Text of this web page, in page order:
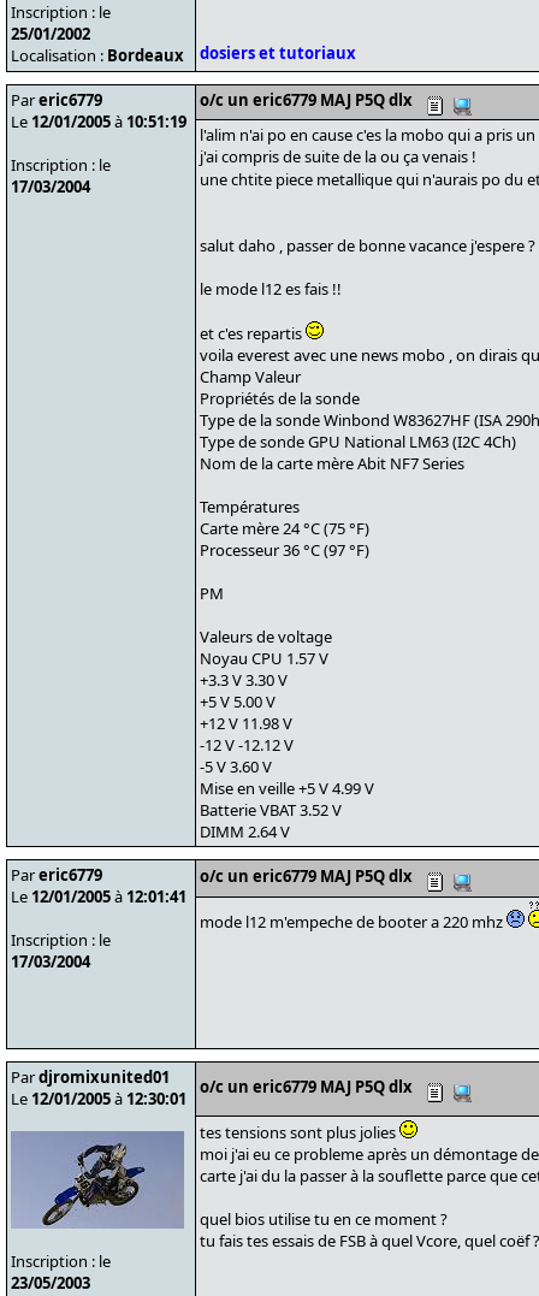
Inscription : le
25/01/2002
Localisation : Bordeaux dosiers et tutoriaux
Pareric6779
Le 12/01/2005à 10:51:19
Inscription : le
17/03/2004
o/c un eric6779 MAJ P5Q dlx
l'alim n'ai po en cause c'es la mobo qui a pris
j'ai compris de suite de la ou ça venais !
une chtite piece metallique qui n'aurais po du
salut daho , passer de bonne vacance j'espere
le mode l12 es fais !!
et c'es repartis
voila everest avec une news mobo , on dirais
Champ Valeur
Propriétés de la sonde
Type de la sonde Winbond W83627HF (ISA
Type de sonde GPU National LM63 (I2C 4Ch)
Nom de la carte mère Abit NF7 Series
Températures
Carte mère 24 °C (75 °F)
Processeur 36 °C (97 °F)
PM
Valeurs de voltage
Noyau CPU 1.57 V
+3.3 V 3.30 V
+5 V 5.00 V
+12 V 11.98 V
-12 V -12.12 V
-5 V 3.60 V
Mise en veille +5 V 4.99 V
Batterie VBAT 3.52 V
DIMM 2.64 V
Pareric6779
Le 12/01/2005à 12:01:41
Inscription : le
17/03/2004
o/c un eric6779 MAJ P5Q dlx
mode l12 m'empeche de booter a 220 mhz
Pardjromixunited01
Le 12/01/2005à 12:30:01
Inscription : le
23/05/2003
o/c un eric6779 MAJ P5Q dlx
tes tensions sont plus jolies
moi j'ai eu ce probleme après un démontage
carte j'ai du la passer à la souflette parce que
quel bios utilise tu en ce moment ?
tu fais tes essais de FSB à quel Vcore, quel coëf ?